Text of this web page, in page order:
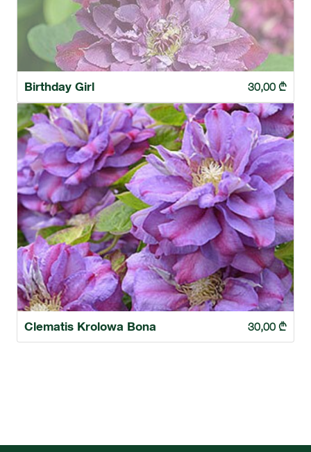
Birthday Girl 30,00 ₾
Clematis Krolowa Bona 30,00 ₾